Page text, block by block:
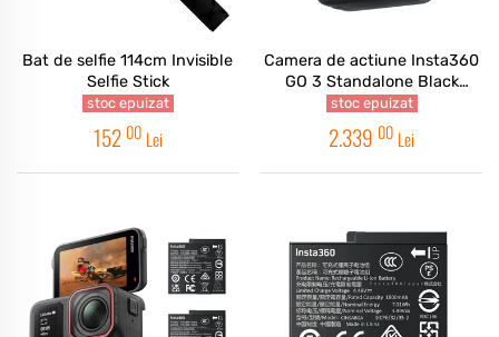
Bat de selfie 114cm Invisible
Selfie Stick
stoc epuizat
152 00 Lei
Camera de actiune Insta360
GO 3 Standalone Black
128GB
stoc epuizat
2.339 00 Lei